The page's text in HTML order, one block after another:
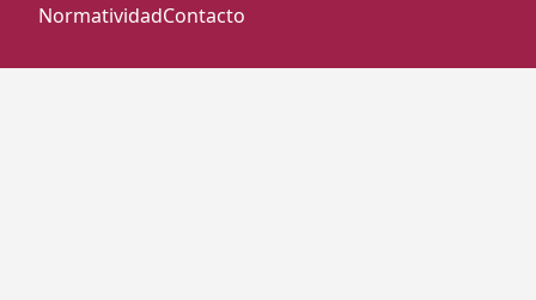
NormatividadContacto